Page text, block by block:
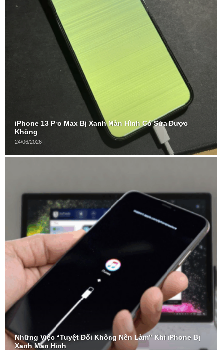
iPhone 13 Pro Max Bị Xanh Màn Hình Có Sửa Được
Không
24/06/2026
Những Việc “Tuyệt Đối Không Nên Làm” Khi iPhone Bị
Xanh Màn Hình